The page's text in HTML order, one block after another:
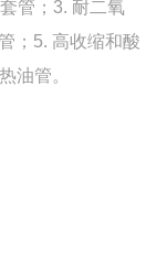
管；3. 耐二氧
；5. 高收缩和酸
油管。